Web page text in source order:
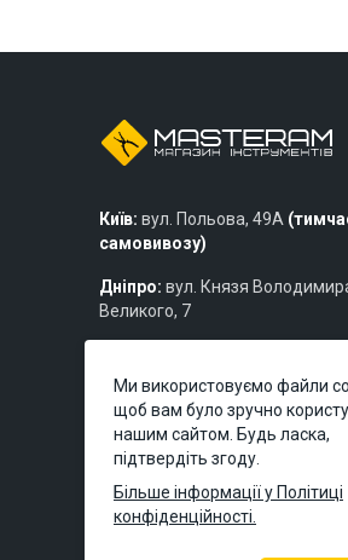
Київ: вул. Польова, 49А
самовивозу)
Дніпро: вул. Князя
Великого, 7
219б
Ми використовуємо файли
щоб вам було зручно
нашим сайтом. Будь ласка,
підтвердіть згоду.
Більше інформації у Політиці
конфіденційності.